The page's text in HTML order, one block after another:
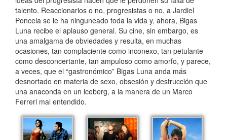
talento. Reaccionarios o no, progresistas o no, a Jardiel
Poncela se le ha ninguneado toda la vida y, ahora, Bigas
Luna recibe el aplauso general. Su cine, sin embargo, es
una amalgama de obviedades y resulta, en muchas
ocasiones, tan complaciente como inconexo, tan petulante
como desconcertante, tan ampuloso como amorfo, y parece,
a veces, que el “gastronómico” Bigas Luna anda más
desnortado en materia de sexo, obsesión y destrucción que
una anaconda en un iceberg, a la manera de un Marco
Ferreri mal entendido.